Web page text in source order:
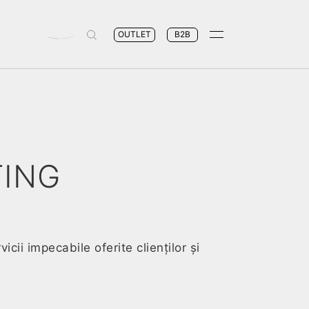
OUTLET B2B
impecabile oferite clienților și